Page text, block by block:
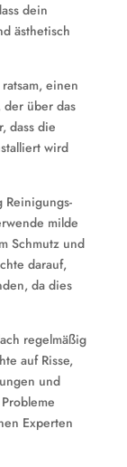
dein
ästhetisch
einen
der über das
dass die
wird
Reinigungs-
milde
Schmutz und
darauf,
da dies
regelmäßig
auf Risse,
und
Experten